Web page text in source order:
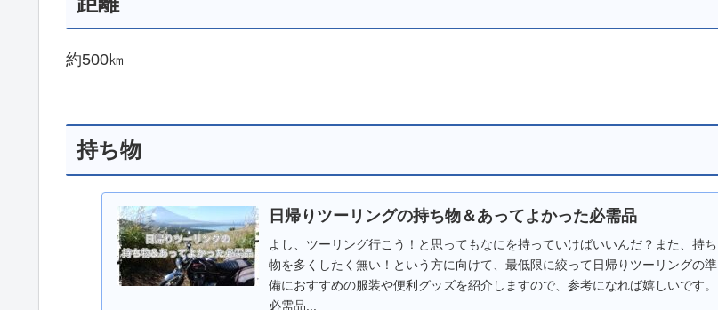
約500㎞
持ち物
日帰りツーリングの持ち物＆あってよかった必需品
よし、ツーリング行こう！と思ってもなにを持っていけばいいんだ？また、持ち
物を多くしたく無い！という方に向けて、最低限に絞って日帰りツーリングの準
備におすすめの服装や便利グッズを紹介しますので、参考になれば嬉しいです。
必需品...